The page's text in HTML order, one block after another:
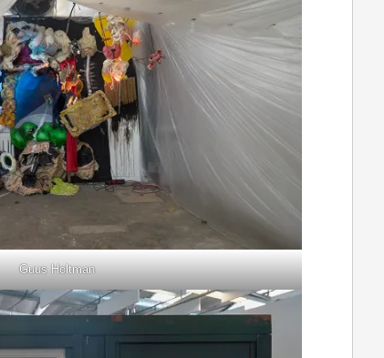
Guus Holtman